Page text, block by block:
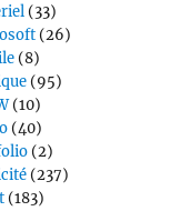
(33)
(26)
(8)
(95)
(10)
(40)
(2)
(237)
(183)